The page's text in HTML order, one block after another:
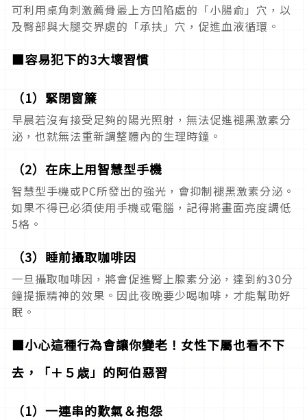
可利用桌角刺激薦骨最上方凹陷處的「小腸俞」穴，以
及臀部與大腿交界處的「承扶」穴，促進血液循環。
■容易犯下的3大壞習慣
（1）緊閉窗簾
早晨若沒有接受足夠的陽光照射，無法促進褪黑激素分
泌，也就無法重新調整體內的生理時鐘。
（2）在床上用智慧型手機
智慧型手機或PC所發出的強光，會抑制褪黑激素分泌。
如果不得已必須使用手機或電腦，記得將畫面亮度調低
5格。
（3）睡前攝取咖啡因
一旦攝取咖啡因，將會促進腎上腺素分泌，達到約30分
鐘提振精神的效果。因此夜晚要少喝咖啡，才能幫助好
眠。
■小心這種行為會讓你變老！女性下屬也看不下
去，「＋５歳」的阿伯惡習
（1）一連串的歎氣＆抱怨